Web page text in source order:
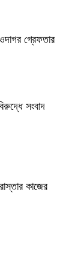
গ্রেফতার
সংবাদ
কাজের